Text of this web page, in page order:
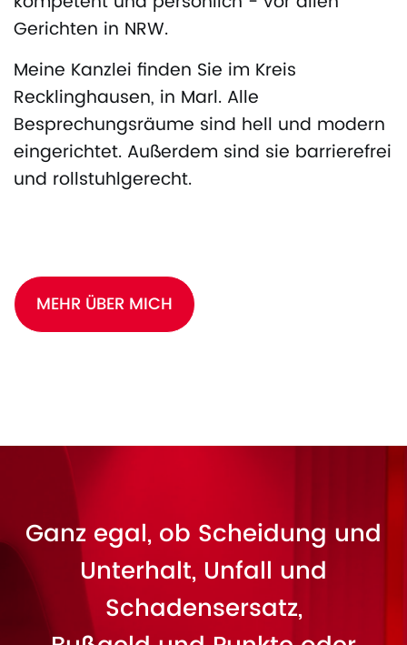
Gerichten in NRW.
Meine Kanzlei finden Sie im Kreis
Recklinghausen, in Marl. Alle
Besprechungsräume sind hell und modern
eingerichtet. Außerdem sind sie barrierefrei
und rollstuhlgerecht.
MEHR ÜBER MICH
Ganz egal, ob Scheidung und
Unterhalt, Unfall und
Schadensersatz,